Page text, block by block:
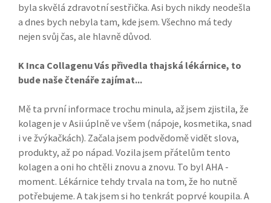
byla skvělá zdravotní sestřička. Asi bych nikdy neodešla
a dnes bych nebyla tam, kde jsem. Všechno má tedy
nejen svůj čas, ale hlavně důvod.
K Inca Collagenu Vás přivedla thajská lékárnice, to
bude naše čtenáře zajímat...
Mě ta první informace trochu minula, až jsem zjistila, že
kolagen je v Asii úplně ve všem (nápoje, kosmetika, snad
i ve žvýkačkách). Začala jsem podvědomě vidět slova,
produkty, až po nápad. Vozila jsem přátelům tento
kolagen a oni ho chtěli znovu a znovu. To byl AHA -
moment. Lékárnice tehdy trvala na tom, že ho nutně
potřebujeme. A tak jsem si ho tenkrát poprvé koupila. A